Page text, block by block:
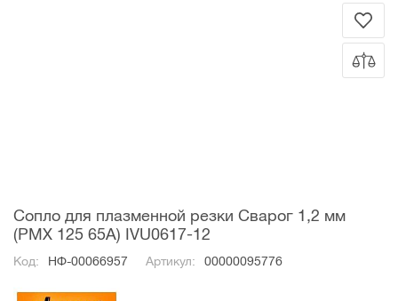
Сопло для плазменной резки Сварог 1,2 мм
(PMX 125 65A) IVU0617-12
Код: НФ-00066957 Артикул: 00000095776